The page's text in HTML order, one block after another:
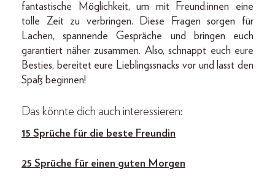
fantastische Möglichkeit, um mit Freund:innen eine
tolle Zeit zu verbringen. Diese Fragen sorgen für
Lachen, spannende Gespräche und bringen euch
garantiert näher zusammen. Also, schnappt euch eure
Besties, bereitet eure Lieblingssnacks vor und lasst den
Spaß beginnen!
Das könnte dich auch interessieren:
15 Sprüche für die beste Freundin
25 Sprüche für einen guten Morgen